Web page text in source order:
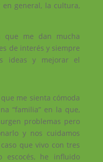
en general, la cultura,
que me dan mucha
de interés y siempre
ideas y mejorar el
me sienta cómoda
“familia” en la que,
problemas pero
y nos cuidamos
que vivo con tres
escocés, he influido